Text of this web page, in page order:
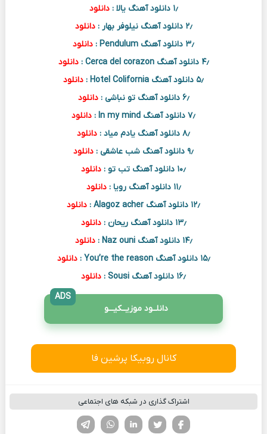
۱٫ دانلود آهنگ یالا :
دانلود
۲٫ دانلود آهنگ نیلوفر بهار :
دانلود
۳٫ دانلود آهنگ Pendulum :
دانلود
۴٫ دانلود آهنگ Cerca del corazon :
دانلود
۵٫ دانلود آهنگ Hotel Colifornia :
دانلود
۶٫ دانلود آهنگ تو نباشی :
دانلود
۷٫ دانلود آهنگ In my mind :
دانلود
۸٫ دانلود آهنگ یادم میاد :
دانلود
۹٫ دانلود آهنگ شب عاشقی :
دانلود
۱۰٫ دانلود آهنگ تب تو :
دانلود
۱۱٫ دانلود آهنگ رویا :
دانلود
۱۲٫ دانلود آهنگ Alagoz acher :
دانلود
۱۳٫ دانلود آهنگ ریحان :
دانلود
۱۴٫ دانلود آهنگ Naz ouni :
دانلود
۱۵٫ دانلود آهنگ You’re the reason :
دانلود
۱۶٫ دانلود آهنگ Sousi :
دانلود
دانلــود موزیــکیـــو
ADS
کانال روبیکا پرشین فا
اشتراک گذاری در شبکه های اجتماعی
لینکدین تویتر
فیسوک